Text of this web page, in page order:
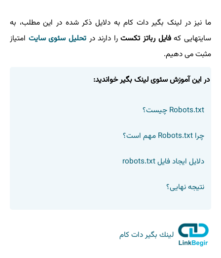
ما نیز در لینک بگیر دات کام به دلایل ذکر شده در این مطلب، به
سایتهایی کهفایل رباتز تکسترا دارند درتحلیل سئوی سایت امتیاز
مثبت می دهیم.
در این آموزش سئوی لینک بگیر خواندید:
Robots.txt چیست؟
چرا Robots.txt مهم است؟
دلایل ایجاد فایل robots.txt
نتیجه نهایی؟
لینك بگیر دات كام